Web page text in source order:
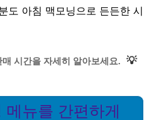
도 아침 맥모닝으로 든든한 시
시간을 자세히 알아보세요. 💡
메뉴를 간편하게